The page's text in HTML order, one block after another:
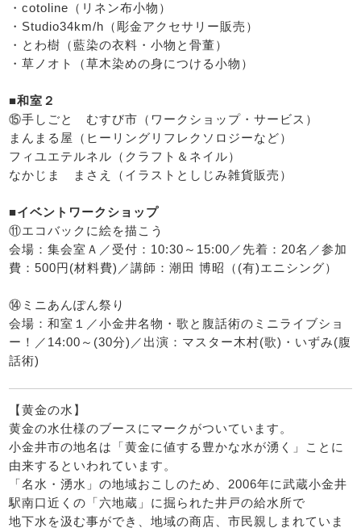
・cotoline（リネン布小物）
・Studio34km/h（彫金アクセサリー販売）
・とわ樹（藍染の衣料・小物と骨董）
・草ノオト（草木染めの身につける小物）
■和室２
⑮手しごと むすび市（ワークショップ・サービス）
まんまる屋（ヒーリングリフレクソロジーなど）
フィユエテルネル（クラフト＆ネイル）
なかじま まさえ（イラストとしじみ雑貨販売）
■イベントワークショップ
⑪エコバックに絵を描こう
会場：集会室Ａ／受付：10:30～15:00／先着：20名／参加
費：500円(材料費)／講師：潮田 博昭（(有)エニシング）
⑭ミニあんぽん祭り
会場：和室１／小金井名物・歌と腹話術のミニライブショ
ー！／14:00～(30分)／出演：マスター木村(歌)・いずみ(腹
話術)
【黄金の水】
黄金の水仕様のブースにマークがついています。
小金井市の地名は「黄金に値する豊かな水が湧く」ことに
由来するといわれています。
「名水・湧水」の地域おこしのため、2006年に武蔵小金井
駅南口近くの「六地蔵」に掘られた井戸の給水所で
地下水を汲む事ができ、地域の商店、市民親しまれていま